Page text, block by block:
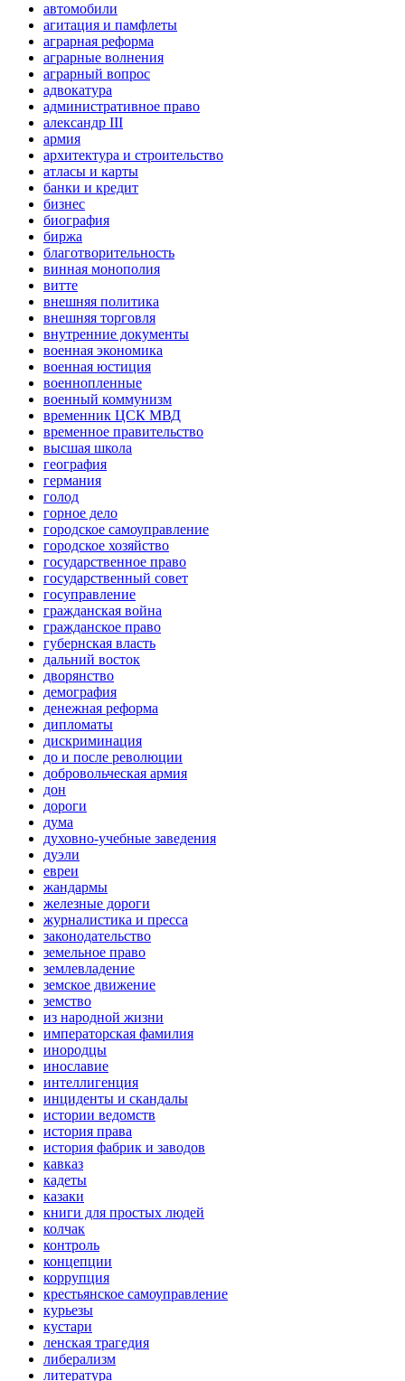
автомобили
агитация и памфлеты
аграрная реформа
аграрные волнения
аграрный вопрос
адвокатура
административное право
александр III
армия
архитектура и строительство
атласы и карты
банки и кредит
бизнес
биография
биржа
благотворительность
винная монополия
витте
внешняя политика
внешняя торговля
внутренние документы
военная экономика
военная юстиция
военнопленные
военный коммунизм
временник ЦСК МВД
временное правительство
высшая школа
география
германия
голод
горное дело
городское самоуправление
городское хозяйство
государственное право
государственный совет
госуправление
гражданская война
гражданское право
губернская власть
дальний восток
дворянство
демография
денежная реформа
дипломаты
дискриминация
до и после революции
добровольческая армия
дон
дороги
дума
духовно-учебные заведения
дуэли
евреи
жандармы
железные дороги
журналистика и пресса
законодательство
земельное право
землевладение
земское движение
земство
из народной жизни
императорская фамилия
инородцы
инославие
интеллигенция
инциденты и скандалы
истории ведомств
история права
история фабрик и заводов
кавказ
кадеты
казаки
книги для простых людей
колчак
контроль
концепции
коррупция
крестьянское самоуправление
курьезы
кустари
ленская трагедия
либерализм
литература